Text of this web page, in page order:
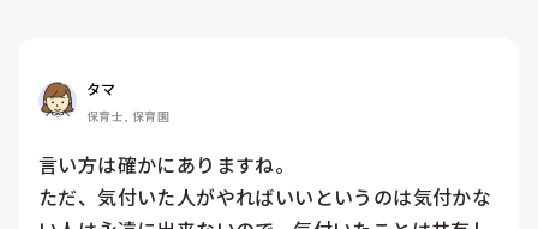
タマ
保育士, 保育園
言い方は確かにありますね。
ただ、気付いた人がやればいいというのは気付かな